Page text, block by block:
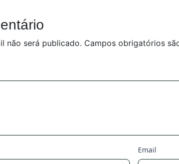
não será publicado. Campos obrigatórios
Email